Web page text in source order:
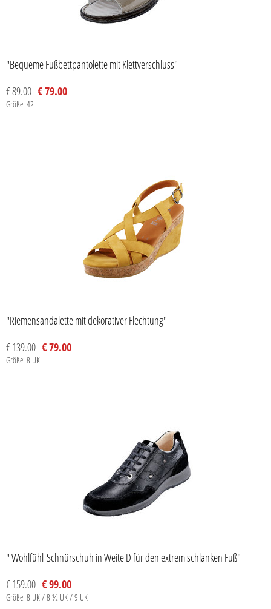
"Bequeme Fußbettpantolette mit Klettverschluss"
€ 89.00 € 79.00
Größe: 42
"Riemensandalette mit dekorativer Flechtung"
€ 139.00 € 79.00
Größe: 8 UK
" Wohlfühl-Schnürschuh in Weite D für den extrem schlanken Fuß"
€ 159.00 € 99.00
Größe: 8 UK / 8 ½ UK / 9 UK